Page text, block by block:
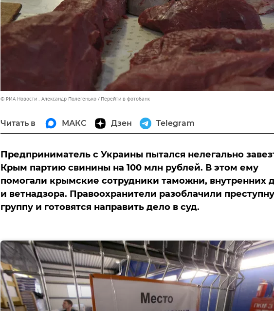
© РИА Новости . Александр Полегенько Перейти в фотобанк
Читать в МАКС Дзен Telegram
Предприниматель c Украины пытался нелегально
Крым партию свинины на 100 млн рублей. В этом ему
помогали крымские сотрудники таможни, внутренних
и ветнадзора. Правоохранители разоблачили
группу и готовятся направить дело в суд.